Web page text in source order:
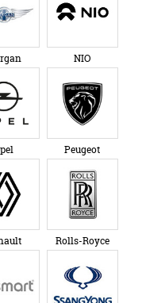
NIO
Peugeot
Rolls-Royce